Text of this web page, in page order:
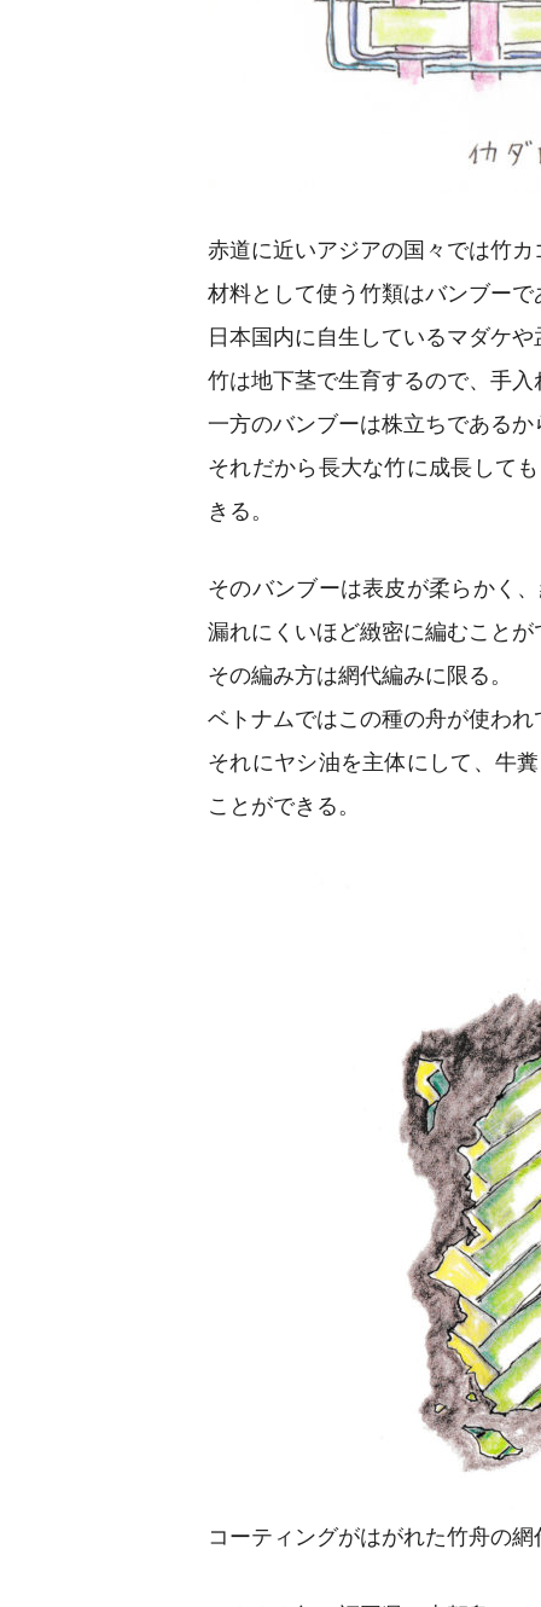
赤道に近いアジアの国々では竹
材料として使う竹類はバンブーで
日本国内に自生しているマダケ
竹は地下茎で生育するので、手
一方のバンブーは株立ちである
それだから長大な竹に成長して
きる。
そのバンブーは表皮が柔らかく
漏れにくいほど緻密に編むことが
その編み方は網代編みに限る。
ベトナムではこの種の舟が使わ
それにヤシ油を主体にして、牛
ことができる。
コーティングがはがれた竹舟の網